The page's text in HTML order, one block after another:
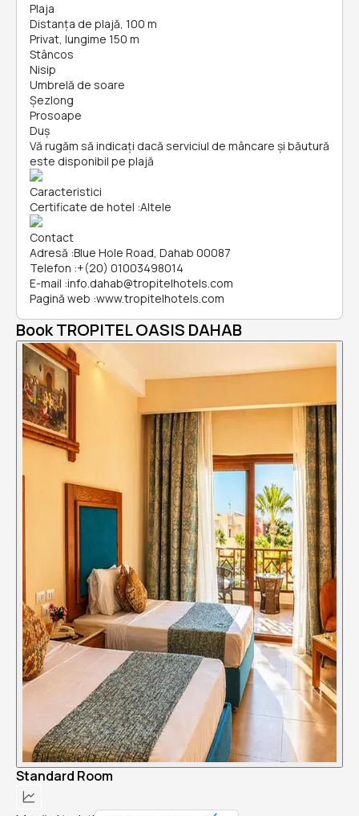
Plaja
Distanța de plajă, 100 m
Privat, lungime 150 m
Stâncos
Nisip
Umbrelă de soare
Șezlong
Prosoape
Duș
Vă rugăm să indicați dacă serviciul de mâncare și băutură
este disponibil pe plajă
Caracteristici
Certificate de hotel :Altele
Contact
Adresă :Blue Hole Road, Dahab 00087
Telefon :+(20) 01003498014
E-mail :info.dahab@tropitelhotels.com
Pagină web :www.tropitelhotels.com
Book TROPITEL OASIS DAHAB
Standard Room